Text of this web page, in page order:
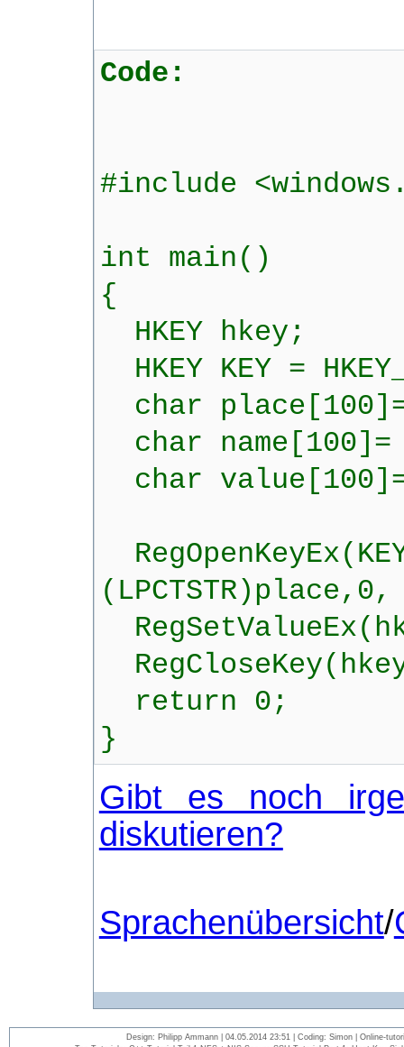
Code:
#include
int main()
{
HKEY hkey;
HKEY KEY =
char
char
char
(LPCTSTR)place,0,
return 0;
}
Gibt es noch
diskutieren?
Sprachenübersicht/
Design: Philipp Ammann | 04.05.2014 23:51 | Coding: Simon | Online-